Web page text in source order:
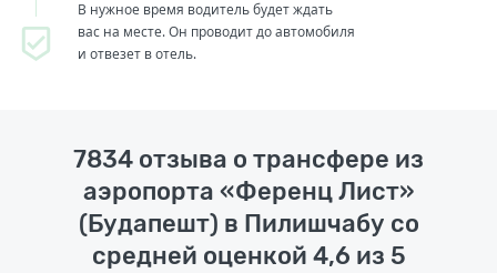
В нужное время водитель будет ждать
вас на месте. Он проводит до автомобиля
и отвезет в отель.
7834 отзыва о трансфере из
аэропорта «Ференц Лист»
(Будапешт) в Пилишчабу со
средней оценкой 4,6 из 5